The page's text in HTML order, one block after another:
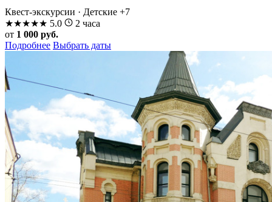
Квест-экскурсии · Детские +7
★★★★★ 5.0
2 часа
от 1 000 руб.
Подробнее Выбрать даты